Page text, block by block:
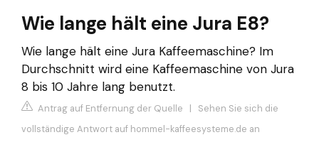
Wie lange hält eine Jura E8?
Wie lange hält eine Jura Kaffeemaschine? Im
Durchschnitt wird eine Kaffeemaschine von Jura
8 bis 10 Jahre lang benutzt.
Antrag auf Entfernung der Quelle | Sehen Sie sich die
vollständige Antwort auf hommel-kaffeesysteme.de an